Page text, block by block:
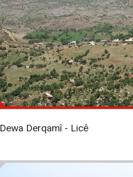
Dewa Derqamî - Licê